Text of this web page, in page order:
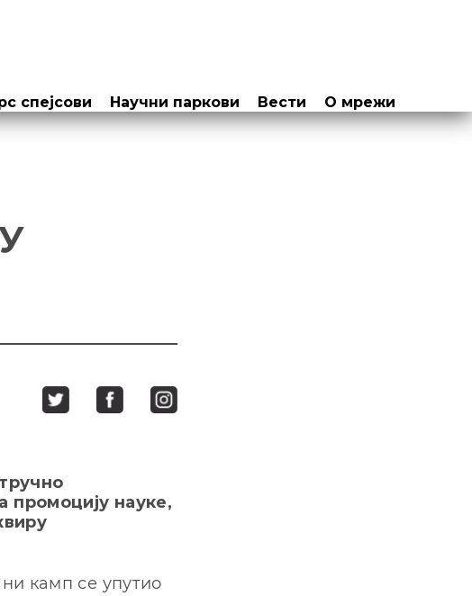
спејсови Научни паркови Вести О мрежи
науке,
камп се упутио